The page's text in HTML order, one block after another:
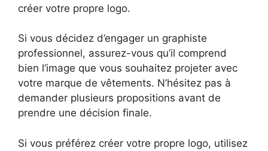
créer votre propre logo.
Si vous décidez d’engager un graphiste
professionnel, assurez-vous qu’il comprend
bien l’image que vous souhaitez projeter avec
votre marque de vêtements. N’hésitez pas à
demander plusieurs propositions avant de
prendre une décision finale.
Si vous préférez créer votre propre logo, utilisez